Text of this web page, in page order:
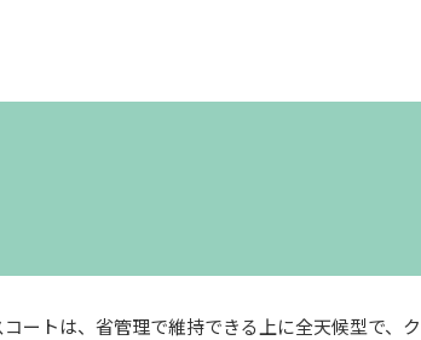
ートは、省管理で維持できる上に全天候型で、ク